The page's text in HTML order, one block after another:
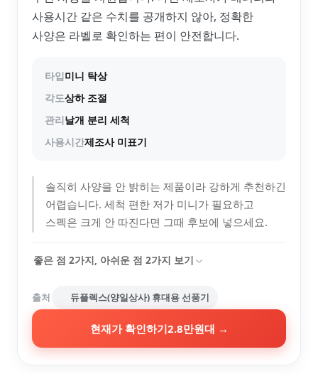
사용시간 같은 수치를 공개하지 않아, 정확한
사양은 라벨로 확인하는 편이 안전합니다.
타입미니 탁상
각도상하 조절
관리날개 분리 세척
사용시간제조사 미표기
솔직히 사양을 안 밝히는 제품이라 강하게 추천하긴
어렵습니다. 세척 편한 저가 미니가 필요하고
스펙은 크게 안 따진다면 그때 후보에 넣으세요.
좋은 점 2가지, 아쉬운 점 2가지 보기
출처 듀플렉스(양일상사) 휴대용 선풍기
현재가 확인하기2.8만원대 →